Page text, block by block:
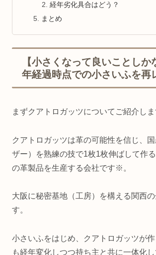
経年劣化具合はどう？
まとめ
【小さくなって良いことしか
年経過時点での小さいふを再
まずクアトロガッツについてご紹介しま
クアトロガッツは革の可能性を信じ、
ザー）を熟練の技で1枚1枚伸ばして作
の革製品を生産する会社です※。
大阪に秘密基地（工房）を構える関西
す。
小さいふをはじめ、クアトロガッツが
も経年変化しつつ持ち主と共に一体化